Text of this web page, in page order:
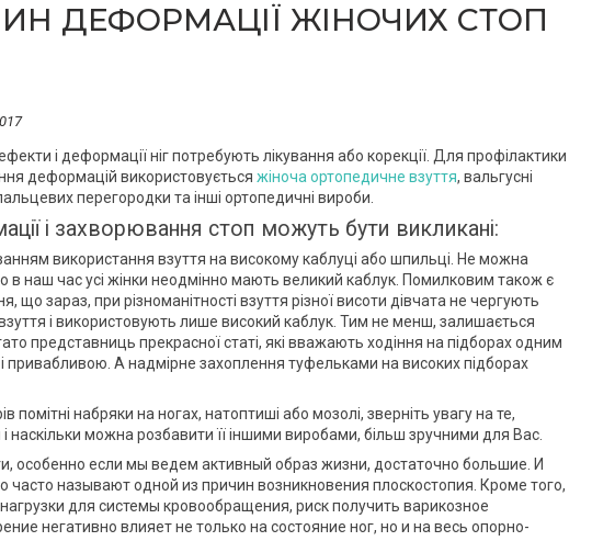
ДЕФОРМАЦІЇ ЖІНОЧИХ СТОП
і деформації ніг потребують лікування або корекції. Для профілактики
деформацій використовується жіноча ортопедичне взуття, вальгусні
перегородки та інші ортопедичні вироби.
і захворювання стоп можуть бути викликані:
використання взуття на високому каблуці або шпильці. Не можна
в наш час усі жінки неодмінно мають великий каблук. Помилковим також є
що зараз, при різноманітності взуття різної висоти дівчата не чергують
взуття і використовують лише високий каблук. Тим не менш, залишається
представниць прекрасної статі, які вважають ходіння на підборах одним
привабливою. А надмірне захоплення туфельками на високих підборах
помітні набряки на ногах, натоптиші або мозолі, зверніть увагу на те,
і наскільки можна розбавити її іншими виробами, більш зручними для Вас.
особенно если мы ведем активный образ жизни, достаточно большие. И
часто называют одной из причин возникновения плоскостопия. Кроме того,
для системы кровообращения, риск получить варикозное
негативно влияет не только на состояние ног, но и на весь опорно-